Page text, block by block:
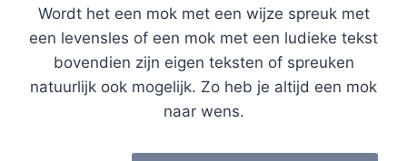
Wordt het een mok met een wijze spreuk met
een levensles of een mok met een ludieke tekst
bovendien zijn eigen teksten of spreuken
natuurlijk ook mogelijk. Zo heb je altijd een mok
naar wens.